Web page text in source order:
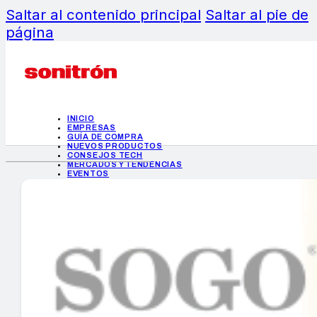
Saltar al contenido principal Saltar al pie de
página
INICIO
EMPRESAS
GUÍA DE COMPRA
NUEVOS PRODUCTOS
CONSEJOS TECH
MERCADOS Y TENDENCIAS
EVENTOS
INICIO
EMPRESAS